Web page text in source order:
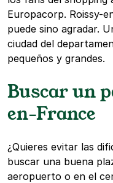
Europacorp. Roissy-
puede sino agradar.
ciudad del
pequeños y grandes.
Buscar un
en-France
¿Quieres evitar las
buscar una buena
aeropuerto o en el